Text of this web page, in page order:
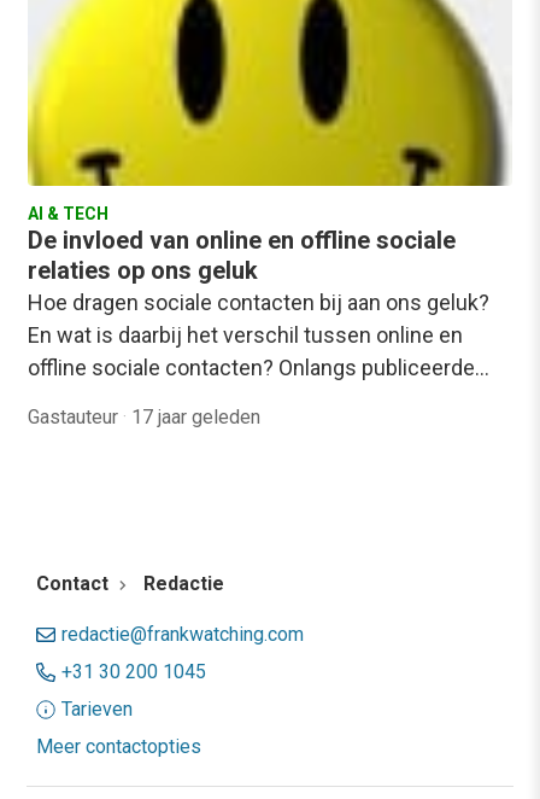
AI & TECH
De invloed van online en offline sociale
relaties op ons geluk
Hoe dragen sociale contacten bij aan ons geluk?
En wat is daarbij het verschil tussen online en
offline sociale contacten? Onlangs publiceerde…
Gastauteur · 17 jaar geleden
Contact Redactie
redactie@frankwatching.com
+31 30 200 1045
Tarieven
Meer contactopties